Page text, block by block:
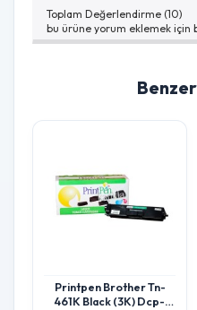
Toplam Değerlendirme (10)
bu ürüne yorum eklemek için
Printpen Brother Tn-
461K Black (3K) Dcp-